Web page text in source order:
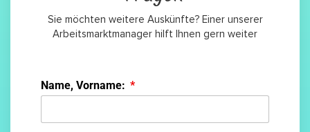
Sie möchten weitere Auskünfte? Einer unserer
Arbeitsmarktmanager hilft Ihnen gern weiter
Name, Vorname: